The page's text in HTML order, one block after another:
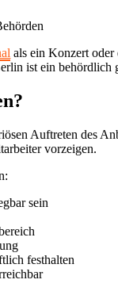
als ein Konzert
ist ein
Auftreten des
vorzeigen.
sein
festhalten